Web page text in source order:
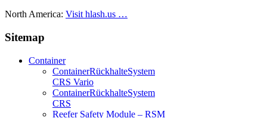
North America: Visit hlash.us …
Sitemap
Container
Container­Rückhalte­System
CRS Vario
Container­Rückhalte­System
CRS
Reefer Safety Module – RSM